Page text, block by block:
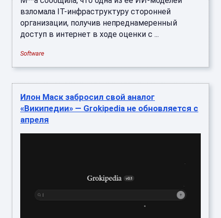
взломала IT-инфраструктуру сторонней
организации, получив непреднамеренный
доступ в интернет в ходе оценки с ...
Software
Илон Маск забросил свой аналог
«Википедии» — Grokipedia не обновляется с
апреля